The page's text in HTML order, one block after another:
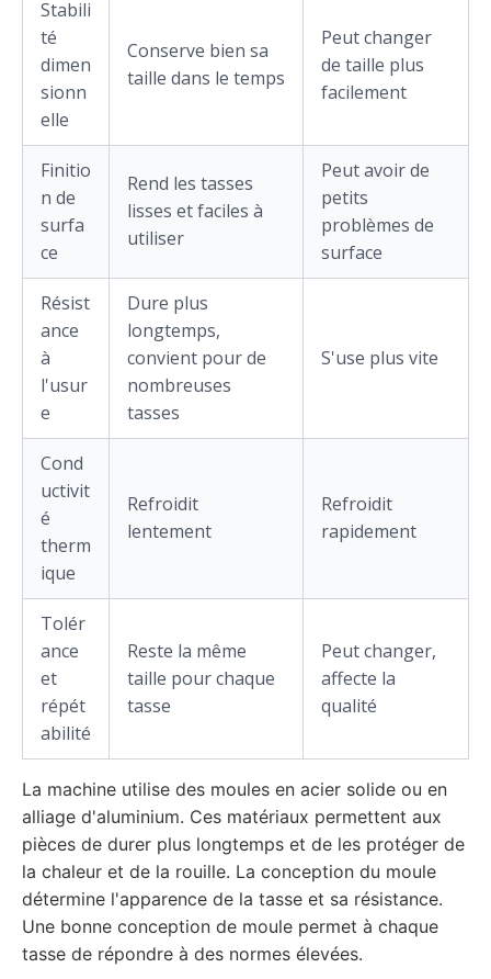
Stabili
té
dimen
sionn
elle
Conserve bien sa
taille dans le temps
Peut changer
de taille plus
facilement
Finitio
n de
surfa
ce
Rend les tasses
lisses et faciles à
utiliser
Peut avoir de
petits
problèmes de
surface
Résist
ance
à
l'usur
e
Dure plus
longtemps,
convient pour de
nombreuses
tasses
S'use plus vite
Cond
uctivit
é
therm
ique
Refroidit
lentement
Refroidit
rapidement
Tolér
ance
et
répét
abilité
Reste la même
taille pour chaque
tasse
Peut changer,
affecte la
qualité
La machine utilise des moules en acier solide ou en
alliage d'aluminium. Ces matériaux permettent aux
pièces de durer plus longtemps et de les protéger de
la chaleur et de la rouille. La conception du moule
détermine l'apparence de la tasse et sa résistance.
Une bonne conception de moule permet à chaque
tasse de répondre à des normes élevées.